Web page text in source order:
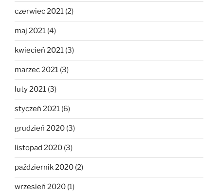
czerwiec 2021 (2)
maj 2021 (4)
kwiecień 2021 (3)
marzec 2021 (3)
luty 2021 (3)
styczeń 2021 (6)
grudzień 2020 (3)
listopad 2020 (3)
październik 2020 (2)
wrzesień 2020 (1)